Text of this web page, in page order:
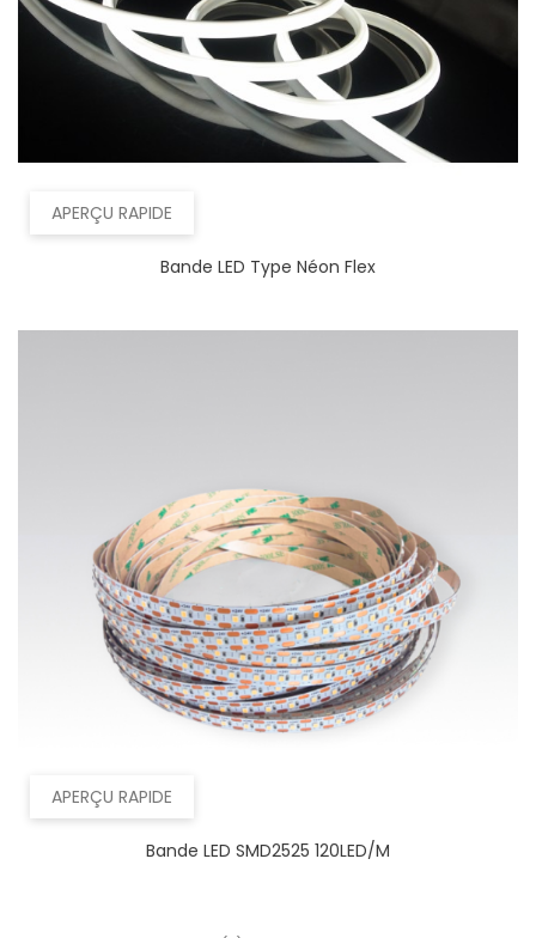
APERÇU RAPIDE
Bande LED Type Néon Flex
APERÇU RAPIDE
Bande LED SMD2525 120LED/m